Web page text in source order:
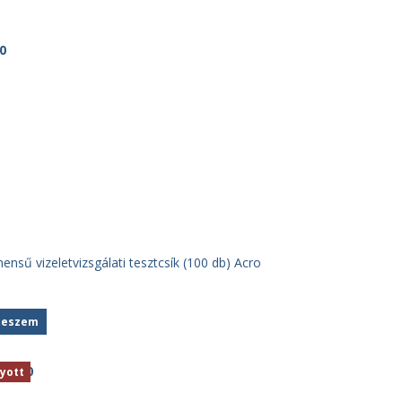
vizeletvizsgálati tesztcsík (100 db) Acro